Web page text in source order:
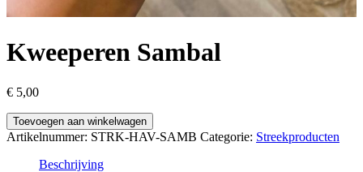
Kweeperen Sambal
€ 5,00
Kweeperen
Sambal
Toevoegen aan winkelwagen
Artikelnummer: STRK-HAV-SAMB Categorie: Streekproducten
Beschrijving